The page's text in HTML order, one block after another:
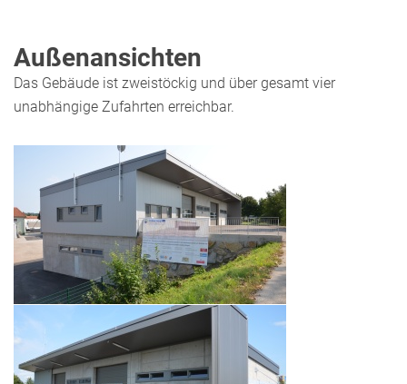
Außenansichten
Das Gebäude ist zweistöckig und über gesamt vier
unabhängige Zufahrten erreichbar.